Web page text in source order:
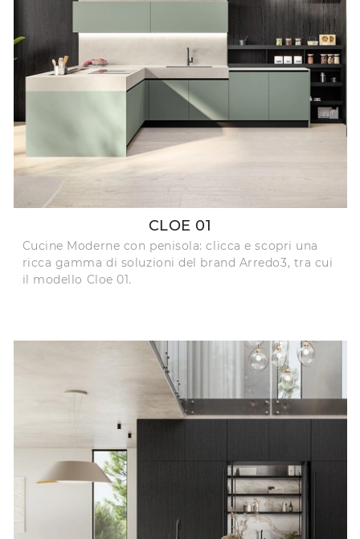
CLOE 01
Cucine Moderne con penisola: clicca e scopri una
ricca gamma di soluzioni del brand Arredo3, tra cui
il modello Cloe 01.